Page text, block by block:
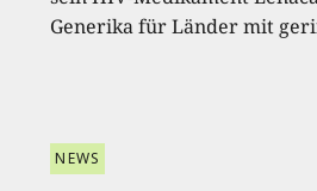
Generika für Länder mit
NEWS